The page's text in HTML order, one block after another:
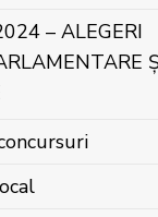
– ALEGERI